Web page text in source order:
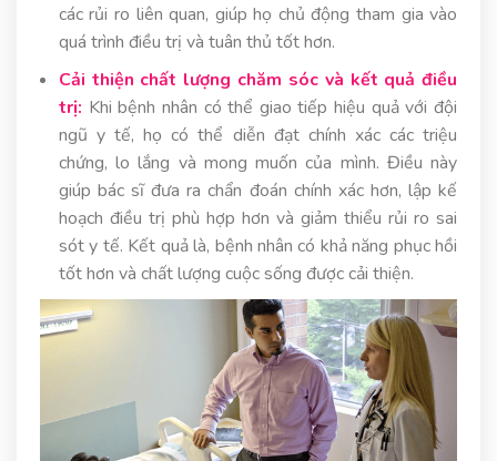
các rủi ro liên quan, giúp họ chủ động tham gia vào
quá trình điều trị và tuân thủ tốt hơn.
Cải thiện chất lượng chăm sóc và kết quả điều
trị: Khi bệnh nhân có thể giao tiếp hiệu quả với đội
ngũ y tế, họ có thể diễn đạt chính xác các triệu
chứng, lo lắng và mong muốn của mình. Điều này
giúp bác sĩ đưa ra chẩn đoán chính xác hơn, lập kế
hoạch điều trị phù hợp hơn và giảm thiểu rủi ro sai
sót y tế. Kết quả là, bệnh nhân có khả năng phục hồi
tốt hơn và chất lượng cuộc sống được cải thiện.